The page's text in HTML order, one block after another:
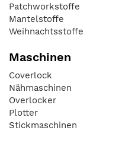
Patchworkstoffe
Mantelstoffe
Weihnachtsstoffe
Maschinen
Coverlock
Nähmaschinen
Overlocker
Plotter
Stickmaschinen